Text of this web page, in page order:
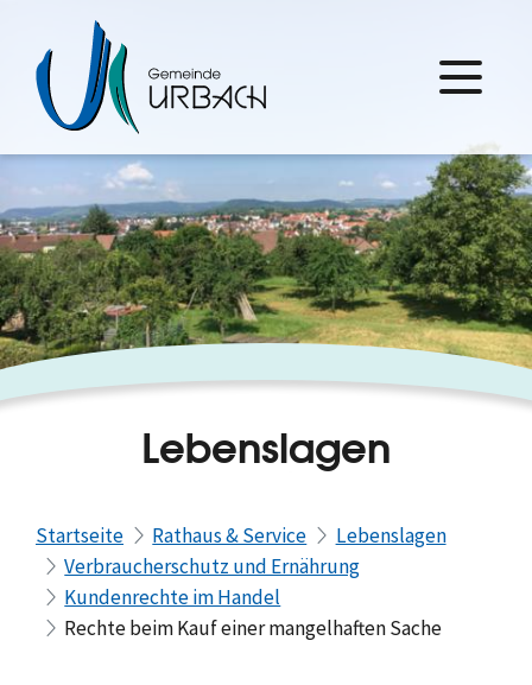
Lebenslagen
Startseite Rathaus & Service
Lebenslagen
Verbraucherschutz und Ernährung
Kundenrechte im Handel
Rechte beim Kauf einer mangelhaften Sache